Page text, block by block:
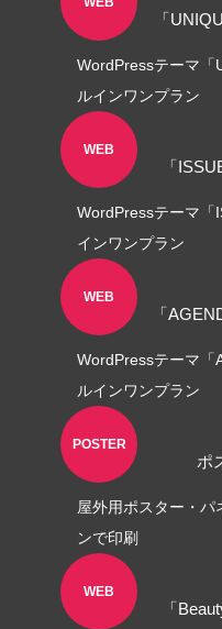
「
WordPressテーマ「
ルインワンプラン
WEB
「
WordPressテーマ「
インワンプラン
WEB
「
WordPressテーマ「
ルインワンプラン
POSTER
ポ
屋外用ポスター・パ
ンで印刷
WEB
「